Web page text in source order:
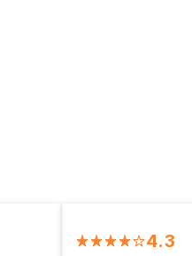
4.3